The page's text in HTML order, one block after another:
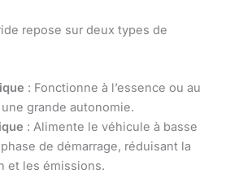
repose sur deux types de
: Fonctionne à l’essence ou au
grande autonomie.
: Alimente le véhicule à basse
de démarrage, réduisant la
et les émissions.